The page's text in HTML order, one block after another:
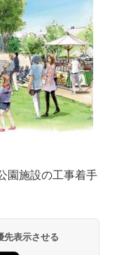
園施設の工事着手
先表示させる